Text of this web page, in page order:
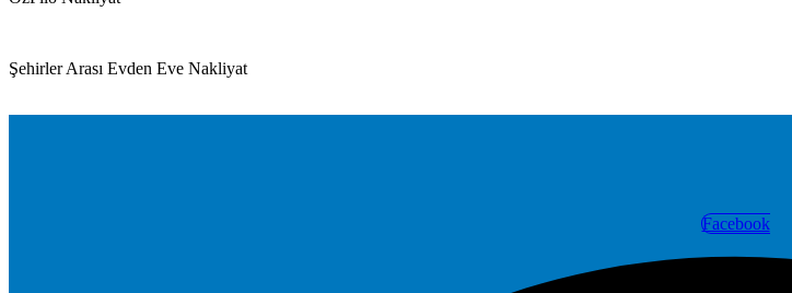
Şehirler Arası Evden Eve Nakliyat
Facebook